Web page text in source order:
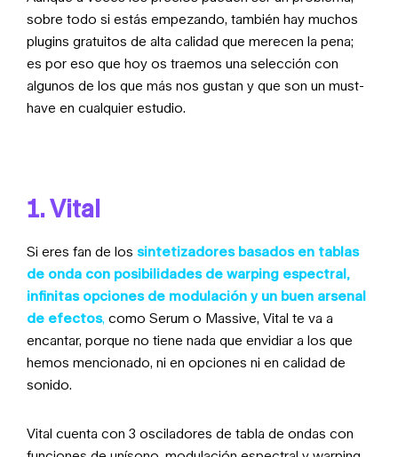
sobre todo si estás empezando, también hay muchos
plugins gratuitos de alta calidad que merecen la pena;
es por eso que hoy os traemos una selección con
algunos de los que más nos gustan y que son un must-
have en cualquier estudio.
1. Vital
Si eres fan de los sintetizadores basados en tablas
de onda con posibilidades de warping espectral,
infinitas opciones de modulación y un buen arsenal
de efectos, como Serum o Massive, Vital te va a
encantar, porque no tiene nada que envidiar a los que
hemos mencionado, ni en opciones ni en calidad de
sonido.
Vital cuenta con 3 osciladores de tabla de ondas con